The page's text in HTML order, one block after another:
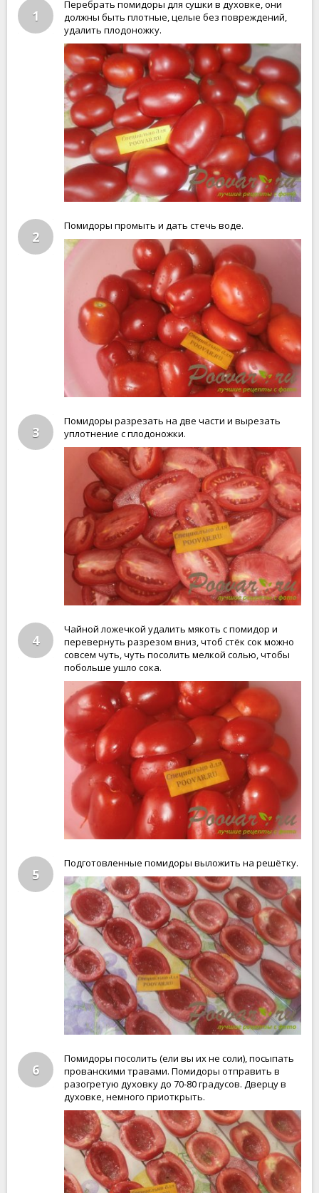
1
Перебрать помидоры для сушки в духовке, они
должны быть плотные, целые без повреждений,
удалить плодоножку.
2
Помидоры промыть и дать стечь воде.
3
Помидоры разрезать на две части и вырезать
уплотнение с плодоножки.
4
Чайной ложечкой удалить мякоть с помидор и
перевернуть разрезом вниз, чтоб стёк сок можно
совсем чуть, чуть посолить мелкой солью, чтобы
побольше ушло сока.
5
Подготовленные помидоры выложить на решётку.
6
Помидоры посолить (ели вы их не соли), посыпать
прованскими травами. Помидоры отправить в
разогретую духовку до 70-80 градусов. Дверцу в
духовке, немного приоткрыть.